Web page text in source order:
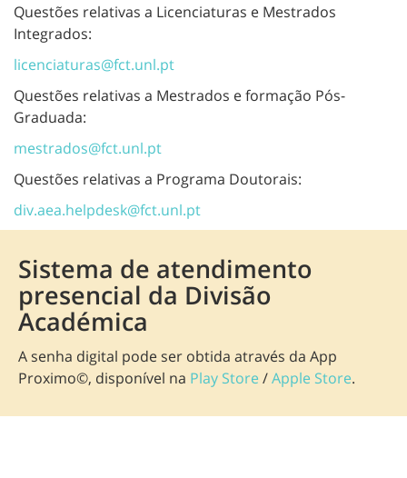
Questões relativas a Licenciaturas e Mestrados
Integrados:
licenciaturas@fct.unl.pt
Questões relativas a Mestrados e formação Pós-
Graduada:
mestrados@fct.unl.pt
Questões relativas a Programa Doutorais:
div.aea.helpdesk@fct.unl.pt
Sistema de atendimento
presencial da Divisão
Académica
A senha digital pode ser obtida através da App
Proximo©, disponível na Play Store/Apple Store.